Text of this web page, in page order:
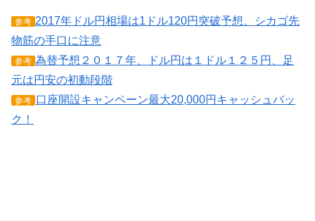
参考 2017年ドル円相場は1ドル120円突破予想、シカゴ先
物筋の手口に注意
参考 為替予想２０１７年、ドル円は１ドル１２５円、足
元は円安の初動段階
参考 口座開設キャンペーン最大20,000円キャッシュバッ
ク！